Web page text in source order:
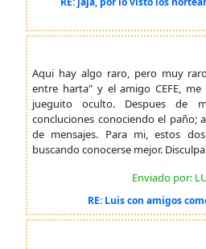
Aqui hay algo raro, pero muy
entre harta" y el amigo CEFE,
jueguito oculto. Despues de
concluciones conociendo el paño;
de mensajes. Para mi, estos
buscando conocerse mejor.
Enviado por:
RE: Luis con amigos